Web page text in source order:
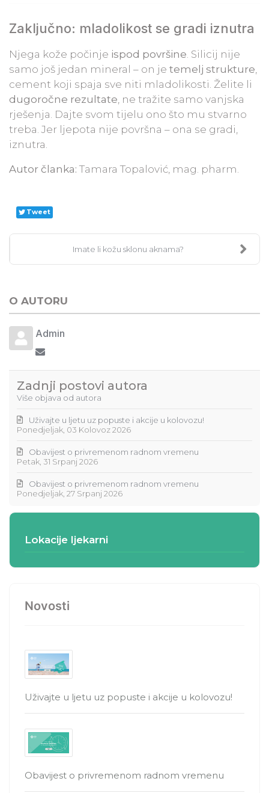
Zaključno: mladolikost se gradi iznutra
Njega kože počinje ispod površine . Silicij nije
samo još jedan mineral – on je temelj strukture
cement koji spaja sve niti mladolikosti. Želite li
dugoročne rezultate , ne tražite samo vanjska
rješenja. Dajte svom tijelu ono što mu stvarno
treba. Jer ljepota nije površna – ona se gradi,
iznutra.
Autor članka: Tamara Topalović, mag. pharm.
Tweet
Imate li kožu sklonu aknama?
O AUTORU
Admin
Pretplata na ažuriranja ovog autora
Zadnji postovi autora
Više objava od autora
Ponedjeljak, 03 Kolovoz 2026
Uživajte u ljetu uz popuste i akcije u kolovozu!
Petak, 31 Srpanj 2026
Obavijest o privremenom radnom vremenu
Ponedjeljak, 27 Srpanj 2026
Obavijest o privremenom radnom vremenu
Lokacije ljekarni
Novosti
Uživajte u ljetu uz popuste i akcije u kolovozu!
Obavijest o privremenom radnom vremenu